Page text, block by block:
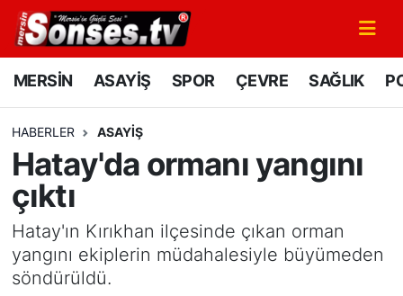
MERSİN ASAYİŞ SPOR ÇEVRE SAĞLIK
HABERLER ASAYİŞ
Hatay'da ormanı yangını
çıktı
Hatay'ın Kırıkhan ilçesinde çıkan orman
yangını ekiplerin müdahalesiyle büyümeden
söndürüldü.
MERSİN
SPOR
GÜNÜN MANŞETİ
DÜNYA
Mersin Nöbetçi Eczaneler
Mersin Namaz Vakitleri
Mersin Trafik Yoğunluk Haritası
Süper Lig Puan Durumu ve Fikstür